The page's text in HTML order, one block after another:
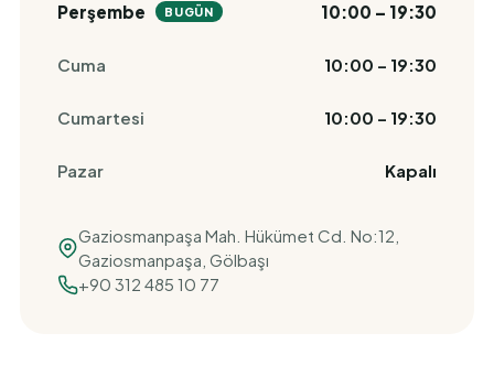
Perşembe BUGÜN 10:00 – 19:30
Cuma 10:00 – 19:30
Cumartesi 10:00 – 19:30
Pazar Kapalı
Gaziosmanpaşa Mah. Hükümet Cd. No:12,
Gaziosmanpaşa, Gölbaşı
+90 312 485 10 77